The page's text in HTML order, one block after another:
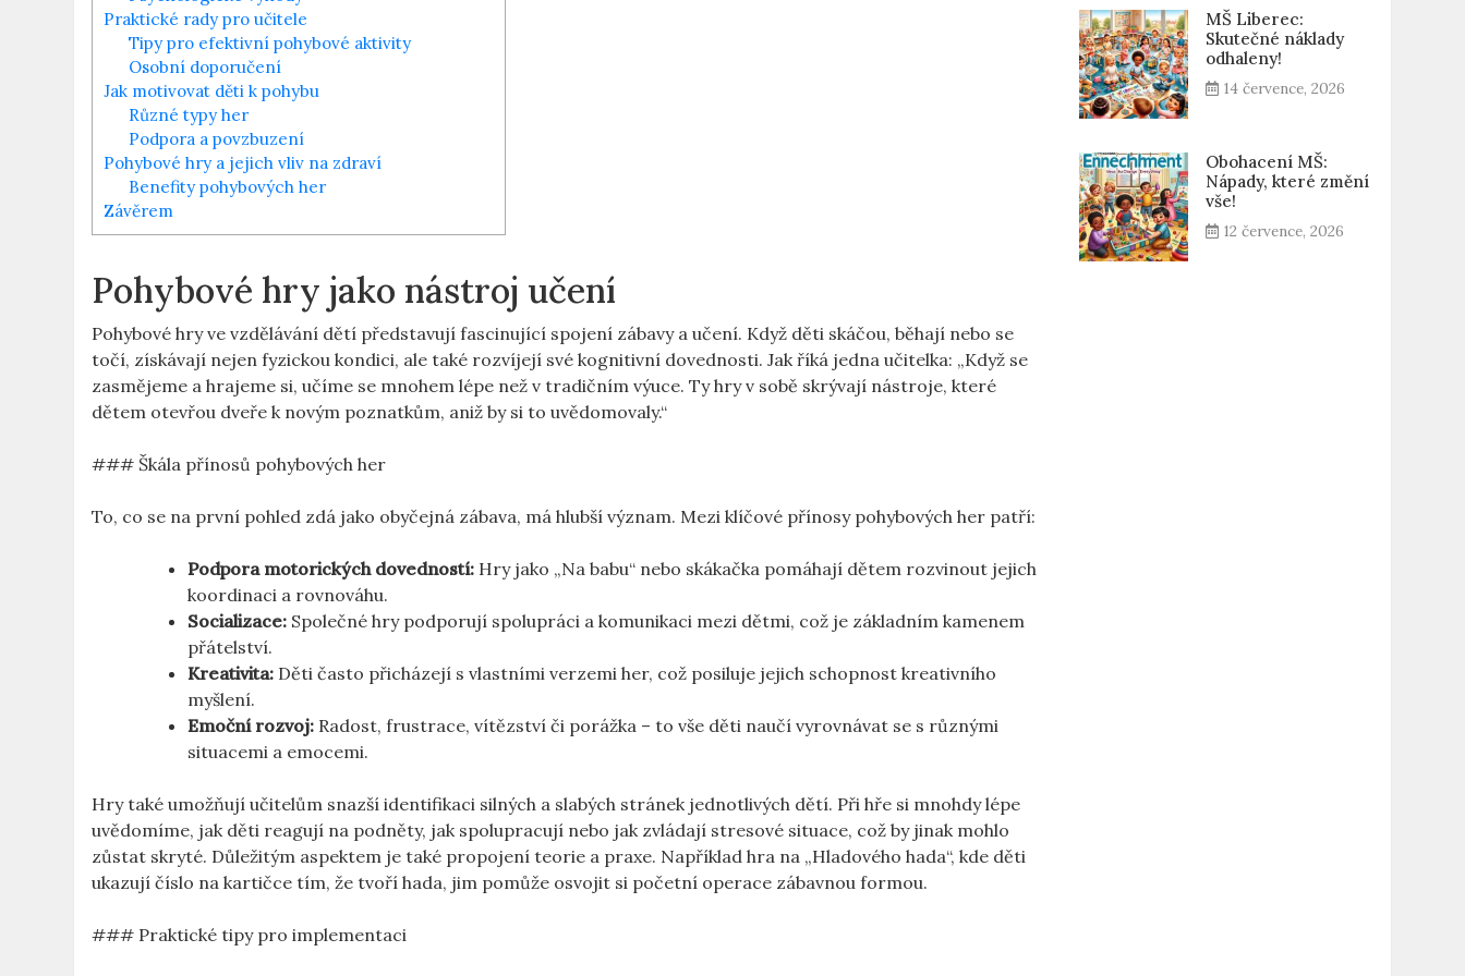
Praktické rady pro učitele
Tipy pro efektivní pohybové aktivity
Osobní doporučení
Jak motivovat děti k pohybu
Různé typy her
Podpora a povzbuzení
Pohybové hry a jejich vliv na zdraví
Benefity pohybových her
Závěrem
Pohybové hry jako nástroj učení
Pohybové hry ve vzdělávání dětí představují fascinující spojení zábavy a učení. Když děti skáčou, běhají nebo se
točí, získávají nejen fyzickou kondici, ale také rozvíjejí své kognitivní dovednosti. Jak říká jedna učitelka: „Když se
zasmějeme a hrajeme si, učíme se mnohem lépe než v tradičním výuce. Ty hry v sobě skrývají nástroje, které
dětem otevřou dveře k novým poznatkům, aniž by si to uvědomovaly.“
### Škála přínosů pohybových her
To, co se na první pohled zdá jako obyčejná zábava, má hlubší význam. Mezi klíčové přínosy pohybových her patří:
Podpora motorických dovedností: Hry jako „Na babu“ nebo skákačka pomáhají dětem rozvinout jejich
koordinaci a rovnováhu.
Socializace: Společné hry podporují spolupráci a komunikaci mezi dětmi, což je základním kamenem
přátelství.
Kreativita: Děti často přicházejí s vlastními verzemi her, což posiluje jejich schopnost kreativního
myšlení.
Emoční rozvoj: Radost, frustrace, vítězství či porážka – to vše děti naučí vyrovnávat se s různými
situacemi a emocemi.
Hry také umožňují učitelům snazší identifikaci silných a slabých stránek jednotlivých dětí. Při hře si mnohdy lépe
uvědomíme, jak děti reagují na podněty, jak spolupracují nebo jak zvládají stresové situace, což by jinak mohlo
zůstat skryté. Důležitým aspektem je také propojení teorie a praxe. Například hra na „Hladového hada“, kde děti
ukazují číslo na kartičce tím, že tvoří hada, jim pomůže osvojit si početní operace zábavnou formou.
### Praktické tipy pro implementaci
MŠ Liberec:
Skutečné náklady
odhaleny!
14 července, 2026
Obohacení MŠ:
Nápady, které změní
vše!
12 července, 2026